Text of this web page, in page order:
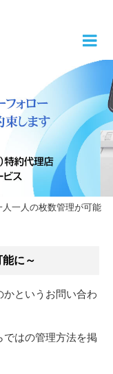
人一人の枚数管理が可能
に～
というお問い合わ
はの管理方法を掲